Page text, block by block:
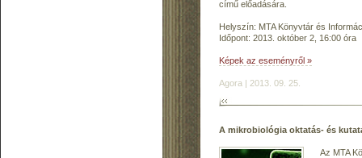
című előadására.
Helyszín: MTA Könyvtár és
Időpont: 2013. október 2, 16:00 óra
Képek az eseményről »
Agora | 2013. 09. 25.
A mikrobiológia oktatás- és
Az MTA